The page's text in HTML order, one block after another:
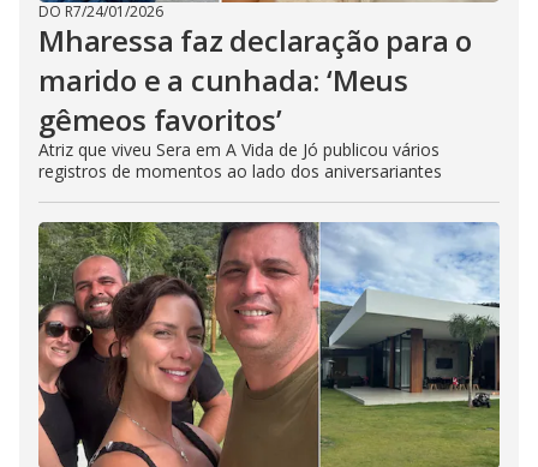
DO R7/24/01/2026
Mharessa faz declaração para o
marido e a cunhada: ‘Meus
gêmeos favoritos’
Atriz que viveu Sera em A Vida de Jó publicou vários
registros de momentos ao lado dos aniversariantes